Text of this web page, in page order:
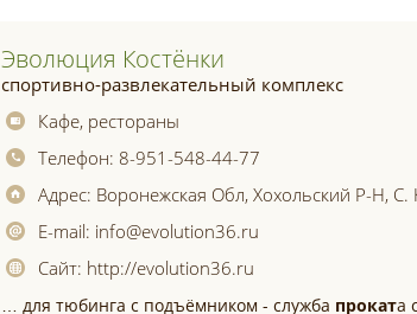
Эволюция Костёнки
спортивно-развлекательный комплекс
Кафе, рестораны
Телефон: 8-951-548-44-77
Адрес: Воронежская Обл, Хохольский Р-Н, С.
E-mail: info@evolution36.ru
Сайт: http://evolution36.ru
… для тюбинга с подъёмником - служба проката